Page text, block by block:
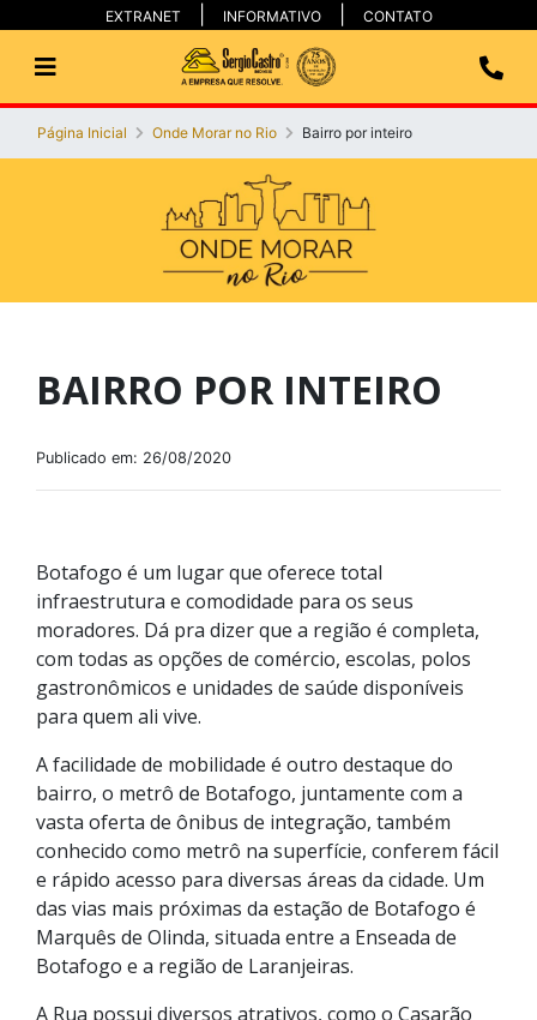
EXTRANET INFORMATIVO CONTATO
Página Inicial Onde Morar no Rio Bairro por inteiro
BAIRRO POR INTEIRO
Publicado em: 26/08/2020
Botafogo é um lugar que oferece total
infraestrutura e comodidade para os seus
moradores. Dá pra dizer que a região é completa,
com todas as opções de comércio, escolas, polos
gastronômicos e unidades de saúde disponíveis
para quem ali vive.
A facilidade de mobilidade é outro destaque do
bairro, o metrô de Botafogo, juntamente com a
vasta oferta de ônibus de integração, também
conhecido como metrô na superfície, conferem fácil
e rápido acesso para diversas áreas da cidade. Um
das vias mais próximas da estação de Botafogo é
Marquês de Olinda, situada entre a Enseada de
Botafogo e a região de Laranjeiras.
A Rua possui diversos atrativos, como o Casarão